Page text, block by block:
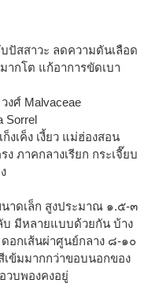
ปัสสาวะ ลดความดันเลือด
กโต แก้อาการขัดเบา
งศ์ Malvaceae
Sorrel
งเค็ง เงี้ยว แม่ฮ่องสอน
ภาคกลางเรียก กระเจี๊ยบ
าดเล็ก สูงประมาณ ๑.๕-๓
บ มีหลายแบบด้วยกัน บ้าง
อกเส้นผ่าศูนย์กลาง ๘-๑๐
เข้มมากกว่าขอบนอกของ
วบพองคงอยู่